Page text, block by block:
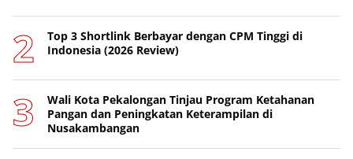
Top 3 Shortlink Berbayar dengan CPM Tinggi di
Indonesia (2026 Review)
Wali Kota Pekalongan Tinjau Program Ketahanan
Pangan dan Peningkatan Keterampilan di
Nusakambangan